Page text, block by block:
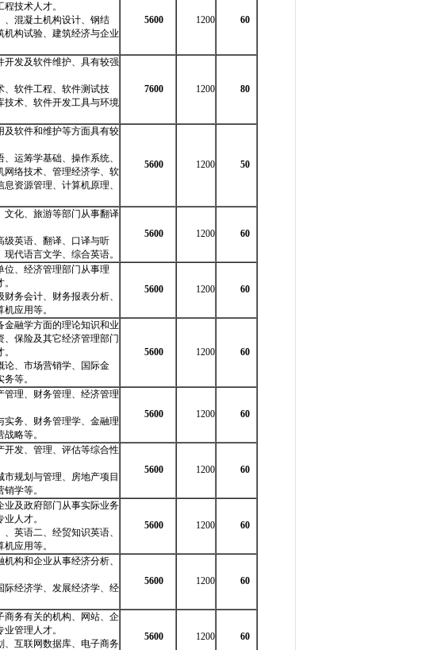
技术人才。
、混凝土机构设计、钢结
机构试验、建筑经济与企业
5600 1200 60
开发及软件维护、具有较强
、软件工程、软件测试技
技术、软件开发工具与环境
7600 1200 80
及软件和维护等方面具有较
运筹学基础、操作系统、
网络技术、管理经济学、软
资源管理、计算机原理、
5600 1200 50
文化、旅游等部门从事翻译
级英语、翻译、口译与听
代语言文学、综合英语。
5600 1200 60
位、经济管理部门从事理
务会计、财务报表分析、
应用等。
5600 1200 60
金融学方面的理论知识和业
、保险及其它经济管理部门
论、市场营销学、国际金
等。
5600 1200 60
管理、财务管理、经济管理
实务、财务管理学、金融理
略等。
5600 1200 60
开发、管理、评估等综合性
规划与管理、房地产项目
学等。
5600 1200 60
业及政府部门从事实际业务
人才。
英语二、经贸知识英语、
应用等。
5600 1200 60
构和企业从事经济分析、
际经济学、发展经济学、经
5600 1200 60
商务有关的机构、网站、企
管理人才。
、互联网数据库、电子商务
5600 1200 60